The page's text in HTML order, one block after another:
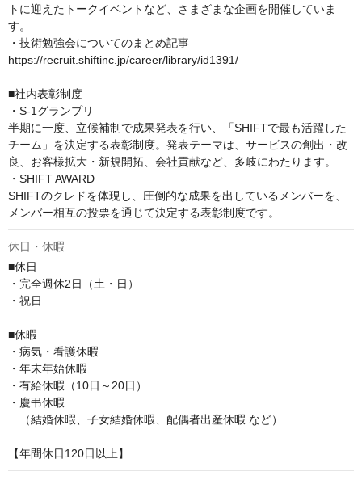
トに迎えたトークイベントなど、さまざまな企画を開催していま
す。
・技術勉強会についてのまとめ記事
https://recruit.shiftinc.jp/career/library/id1391/
■社内表彰制度
・S-1グランプリ
半期に一度、立候補制で成果発表を行い、「SHIFTで最も活躍した
チーム」を決定する表彰制度。発表テーマは、サービスの創出・改
良、お客様拡大・新規開拓、会社貢献など、多岐にわたります。
・SHIFT AWARD
SHIFTのクレドを体現し、圧倒的な成果を出しているメンバーを、
メンバー相互の投票を通じて決定する表彰制度です。
休日・休暇
■休日
・完全週休2日（土・日）
・祝日
■休暇
・病気・看護休暇
・年末年始休暇
・有給休暇（10日～20日）
・慶弔休暇
（結婚休暇、子女結婚休暇、配偶者出産休暇 など）
【年間休日120日以上】